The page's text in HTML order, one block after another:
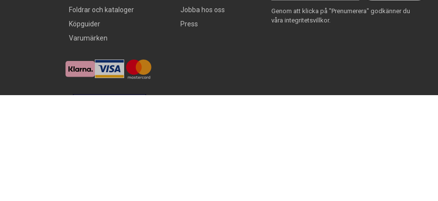
Foldrar och kataloger
Köpguider
Varumärken
Jobba hos oss
Press
Genom att klicka på "Prenumerera" godkänner du
våra integritetsvillkor.